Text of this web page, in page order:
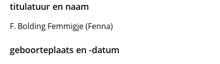
titulatuur en naam
F. Bolding Femmigje (Fenna)
geboorteplaats en -datum